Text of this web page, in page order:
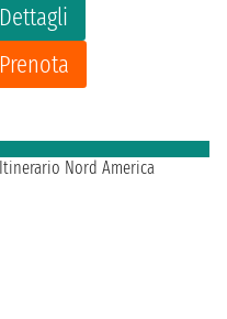
Dettagli
Prenota